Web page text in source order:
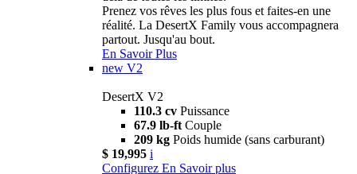
Prenez vos rêves les plus fous et faites-en une
réalité. La DesertX Family vous accompagnera
partout. Jusqu'au bout.
En Savoir Plus
new V2
DesertX V2
110.3 cv Puissance
67.9 lb-ft Couple
209 kg Poids humide (sans carburant)
$ 19,995 i
Configurez En Savoir plus